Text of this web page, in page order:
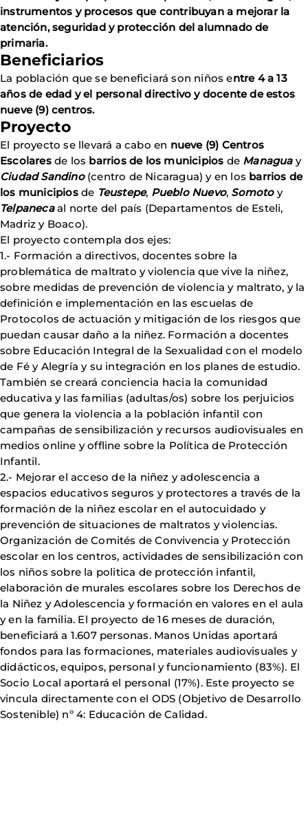
instrumentos y procesos que contribuyan a mejorar la
atención, seguridad y protección del alumnado de
primaria.
Beneficiarios
La población que se beneficiará son niños entre 4 a 13
años de edad y el personal directivo y docente de estos
nueve (9) centros.
Proyecto
El proyecto se llevará a cabo en nueve (9) Centros
Escolaresde los barrios de los municipios de Managua y
Ciudad Sandino (centro de Nicaragua) y en los barrios de
los municipiosde Teustepe, Pueblo Nuevo, Somoto y
Telpanecaal norte del país (Departamentos de Esteli,
Madriz y Boaco).
El proyecto contempla dos ejes:
1.- Formación a directivos, docentes sobre la
problemática de maltrato y violencia que vive la niñez,
sobre medidas de prevención de violencia y maltrato, y la
definición e implementación en las escuelas de
Protocolos de actuación y mitigación de los riesgos que
puedan causar daño a la niñez. Formación a docentes
sobre Educación Integral de la Sexualidad con el modelo
de Fé y Alegría y su integración en los planes de estudio.
También se creará conciencia hacia la comunidad
educativa y las familias (adultas/os) sobre los perjuicios
que genera la violencia a la población infantil con
campañas de sensibilización y recursos audiovisuales en
medios online y offline sobre la Política de Protección
Infantil.
2.- Mejorar el acceso de la niñez y adolescencia a
espacios educativos seguros y protectores a través de la
formación de la niñez escolar en el autocuidado y
prevención de situaciones de maltratos y violencias.
Organización de Comités de Convivencia y Protección
escolar en los centros, actividades de sensibilización con
los niños sobre la politica de protección infantil,
elaboración de murales escolares sobre los Derechos de
la Niñez y Adolescencia y formación en valores en el aula
y en la familia. El proyecto de 16 meses de duración,
beneficiará a 1.607 personas. Manos Unidas aportará
fondos para las formaciones, materiales audiovisuales y
didácticos, equipos, personal y funcionamiento (83%). El
Socio Local aportará el personal (17%). Este proyecto se
vincula directamente con el ODS (Objetivo de Desarrollo
Sostenible) nº 4: Educación de Calidad.